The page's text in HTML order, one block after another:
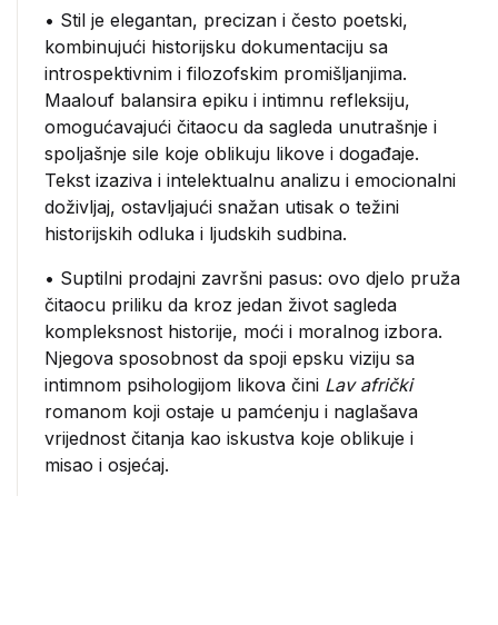
• Stil je elegantan, precizan i često poetski,
kombinujući historijsku dokumentaciju sa
introspektivnim i filozofskim promišljanjima.
Maalouf balansira epiku i intimnu refleksiju,
omogućavajući čitaocu da sagleda unutrašnje i
spoljašnje sile koje oblikuju likove i događaje.
Tekst izaziva i intelektualnu analizu i emocionalni
doživljaj, ostavljajući snažan utisak o težini
historijskih odluka i ljudskih sudbina.
• Suptilni prodajni završni pasus: ovo djelo pruža
čitaocu priliku da kroz jedan život sagleda
kompleksnost historije, moći i moralnog izbora.
Njegova sposobnost da spoji epsku viziju sa
intimnom psihologijom likova čini Lav afrički
romanom koji ostaje u pamćenju i naglašava
vrijednost čitanja kao iskustva koje oblikuje i
misao i osjećaj.